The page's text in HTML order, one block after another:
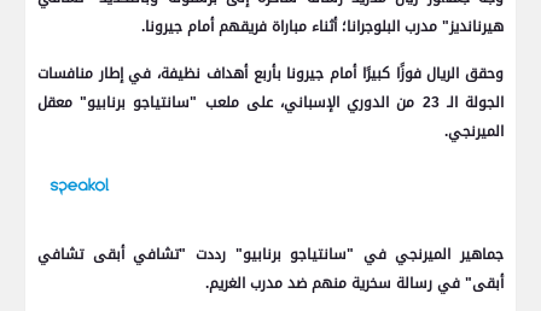
هيرنانديز" مدرب البلوجرانا؛ أثناء مباراة فريقهم أمام جيرونا.
وحقق الريال فوزًا كبيرًا أمام جيرونا بأربع أهداف نظيفة، في إطار منافسات
الجولة الـ 23 من الدوري الإسباني، على ملعب "سانتياجو برنابيو" معقل
الميرنجي.
جماهير الميرنجي في "سانتياجو برنابيو" رددت "تشافي أبقى تشافي
أبقى" في رسالة سخرية منهم ضد مدرب الغريم.